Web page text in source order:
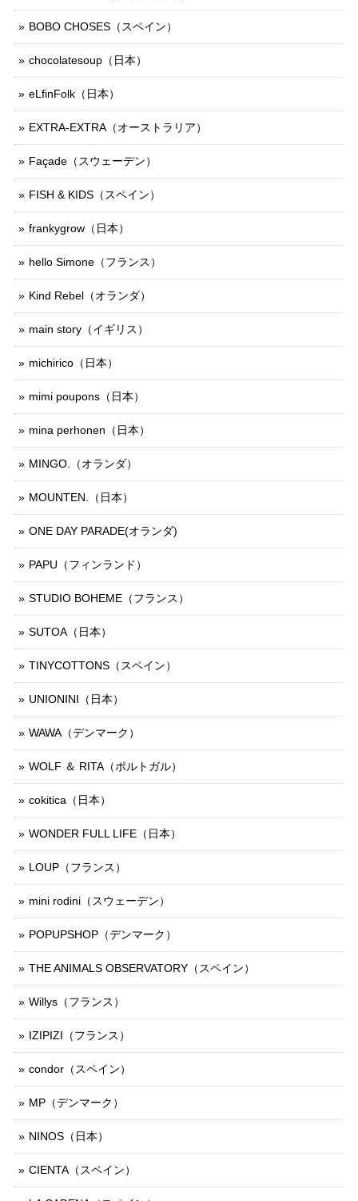
BOBO CHOSES（スペイン）
chocolatesoup（日本）
eLfinFolk（日本）
EXTRA-EXTRA（オーストラリア）
Façade（スウェーデン）
FISH & KIDS（スペイン）
frankygrow（日本）
hello Simone（フランス）
Kind Rebel（オランダ）
main story（イギリス）
michirico（日本）
mimi poupons（日本）
mina perhonen（日本）
MINGO.（オランダ）
MOUNTEN.（日本）
ONE DAY PARADE(オランダ)
PAPU（フィンランド）
STUDIO BOHEME（フランス）
SUTOA（日本）
TINYCOTTONS（スペイン）
UNIONINI（日本）
WAWA（デンマーク）
WOLF ＆ RITA（ポルトガル）
cokitica（日本）
WONDER FULL LIFE（日本）
LOUP（フランス）
mini rodini（スウェーデン）
POPUPSHOP（デンマーク）
THE ANIMALS OBSERVATORY（スペイン）
Willys（フランス）
IZIPIZI（フランス）
condor（スペイン）
MP（デンマーク）
NINOS（日本）
CIENTA（スペイン）